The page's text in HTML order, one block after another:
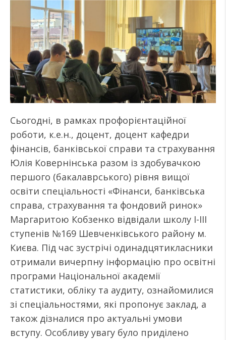
Сьогодні, в рамках профорієнтаційної
роботи, к.е.н., доцент, доцент кафедри
фінансів, банківської справи та страхування
Юлія Ковернінська разом із здобувачкою
першого (бакалаврського) рівня вищої
освіти спеціальності «Фінанси, банківська
справа, страхування та фондовий ринок»
Маргаритою Кобзенко відвідали школу І-ІІІ
ступенів №169 Шевченківського району м.
Києва. Під час зустрічі одинадцятикласники
отримали вичерпну інформацію про освітні
програми Національної академії
статистики, обліку та аудиту, ознайомилися
зі спеціальностями, які пропонує заклад, а
також дізналися про актуальні умови
вступу. Особливу увагу було приділено